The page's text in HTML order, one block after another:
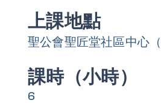
上課地點
聖公會聖匠堂社區中心
課時（小時）
6